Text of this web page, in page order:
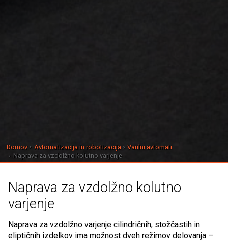
Domov Avtomatizacija in robotizacija
Varilni avtomati
Naprava za vzdolžno kolutno varjenje
Naprava za vzdolžno kolutno
varjenje
Naprava za vzdolžno varjenje cilindričnih, stožčastih in
eliptičnih izdelkov ima možnost dveh režimov delovanja –